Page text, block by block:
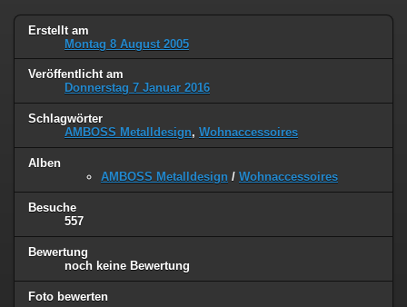
Erstellt am
Montag 8 August 2005
Veröffentlicht am
Donnerstag 7 Januar 2016
Schlagwörter
AMBOSS Metalldesign, Wohnaccessoires
Alben
AMBOSS Metalldesign / Wohnaccessoires
Besuche
557
Bewertung
noch keine Bewertung
Foto bewerten